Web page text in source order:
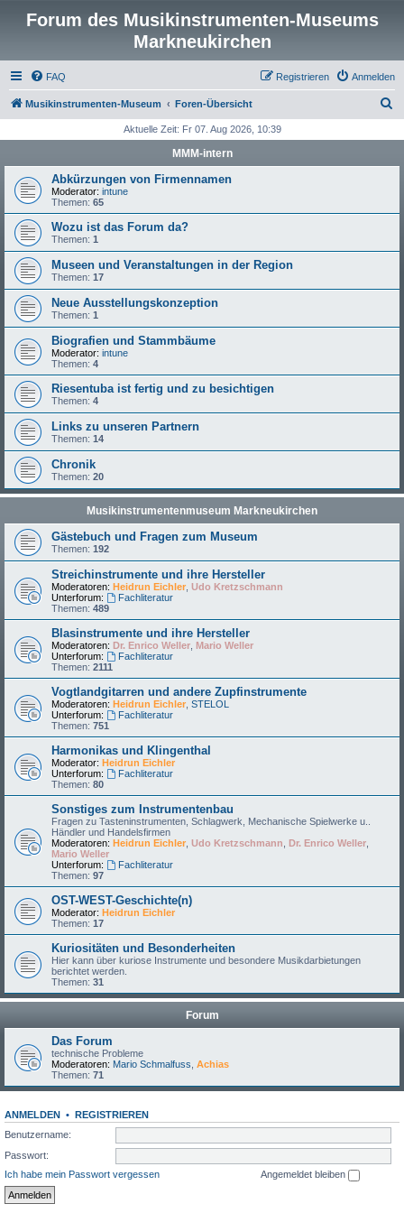
Forum des Musikinstrumenten-Museums
Markneukirchen
FAQ Anmelden
Registrieren
Musikinstrumenten-Museum Foren-Übersicht
h
Aktuelle Zeit: Fr 07. Aug 2026, 10:39
MMM-intern
Abkürzungen von Firmennamen
Moderator: intune
Themen: 65
Wozu ist das Forum da?
Themen: 1
Museen und Veranstaltungen in der Region
Themen: 17
Neue Ausstellungskonzeption
Themen: 1
Biografien und Stammbäume
Moderator: intune
Themen: 4
Riesentuba ist fertig und zu besichtigen
Themen: 4
Links zu unseren Partnern
Themen: 14
Chronik
Themen: 20
Musikinstrumentenmuseum Markneukirchen
Gästebuch und Fragen zum Museum
Themen: 192
Streichinstrumente und ihre Hersteller
Moderatoren: Heidrun Eichler Udo Kretzschmann
Unterforum:
Fachliteratur
Themen: 489
Blasinstrumente und ihre Hersteller
Moderatoren: Dr. Enrico Weller Mario Weller
Unterforum:
Fachliteratur
Themen: 2111
Vogtlandgitarren und andere Zupfinstrumente
Moderatoren: Heidrun Eichler STELOL
Unterforum:
Fachliteratur
Themen: 751
Harmonikas und Klingenthal
Moderator: Heidrun Eichler
Unterforum:
Fachliteratur
Themen: 80
Sonstiges zum Instrumentenbau
Fragen zu Tasteninstrumenten, Schlagwerk, Mechanische Spielwerke u..
Händler und Handelsfirmen
Moderatoren: Heidrun Eichler Udo Kretzschmann Dr. Enrico Weller
Mario Weller
Unterforum:
Fachliteratur
Themen: 97
OST-WEST-Geschichte(n)
Moderator: Heidrun Eichler
Themen: 17
Kuriositäten und Besonderheiten
Hier kann über kuriose Instrumente und besondere Musikdarbietungen
berichtet werden.
Themen: 31
Forum
Das Forum
technische Probleme
Moderatoren: Mario Schmalfuss Achias
Themen: 71
ANMELDEN • REGISTRIEREN
Benutzername:
Passwort:
Ich habe mein Passwort vergessen
Angemeldet bleiben